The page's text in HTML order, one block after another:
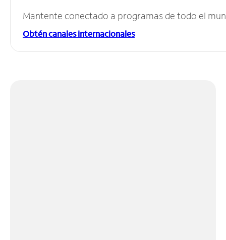
Mantente conectado a programas de todo el
Obtén canales internacionales